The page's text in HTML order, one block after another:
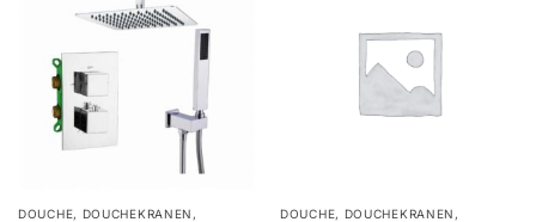
DOUCHE, DOUCHEKRANEN ,
DOUCHE, DOUCHEKRANEN ,